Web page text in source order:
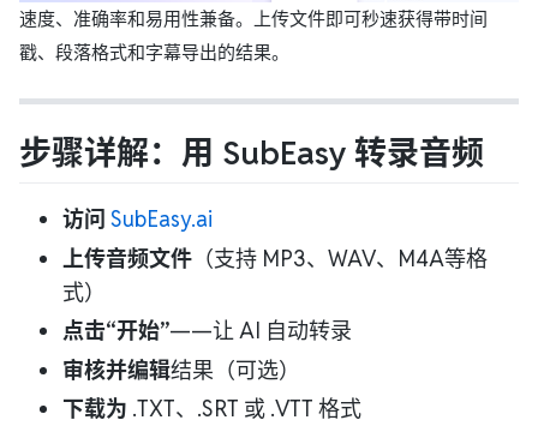
速度、准确率和易用性兼备。上传文件即可秒速获得带时间
戳、段落格式和字幕导出的结果。
步骤详解：用 SubEasy 转录音频
访问 SubEasy.ai
上传音频文件 （支持 MP3、WAV、M4A等格
式）
点击“开始”——让 AI 自动转录
审核并编辑结果（可选）
下载为 .TXT、.SRT 或 .VTT 格式